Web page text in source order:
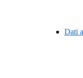
Dati